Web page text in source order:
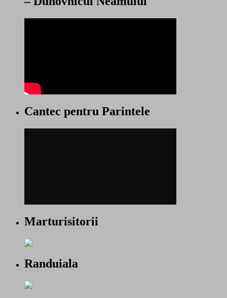
Cantec pentru Parintele
Marturisitorii
Randuiala